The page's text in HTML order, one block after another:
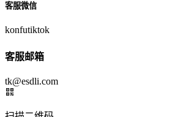
客服微信
konfutiktok
客服邮箱
tk@esdli.com